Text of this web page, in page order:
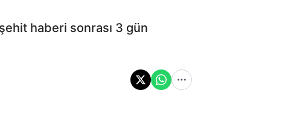
haberi sonrası 3 gün